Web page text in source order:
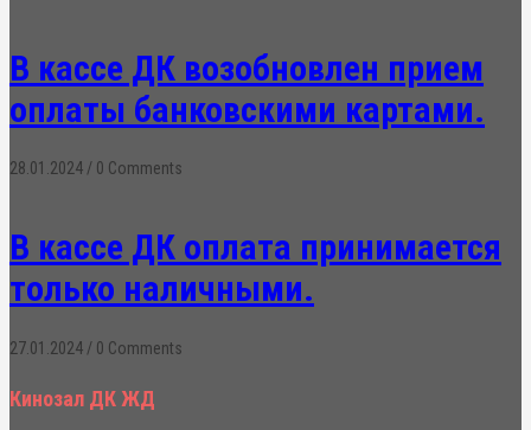
В кассе ДК возобновлен прием
оплаты банковскими картами.
28.01.2024 / 0 Comments
В кассе ДК оплата принимается
только наличными.
27.01.2024 / 0 Comments
Кинозал ДК ЖД